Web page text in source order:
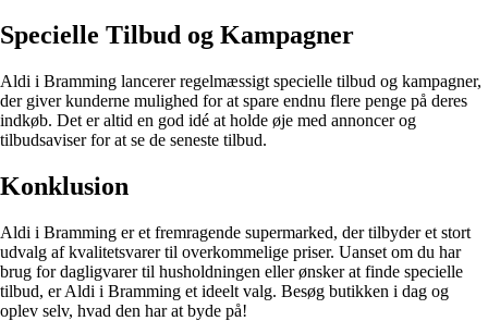
Specielle Tilbud og Kampagner
Aldi i Bramming lancerer regelmæssigt specielle tilbud og kampagner,
der giver kunderne mulighed for at spare endnu flere penge på deres
indkøb. Det er altid en god idé at holde øje med annoncer og
tilbudsaviser for at se de seneste tilbud.
Konklusion
Aldi i Bramming er et fremragende supermarked, der tilbyder et stort
udvalg af kvalitetsvarer til overkommelige priser. Uanset om du har
brug for dagligvarer til husholdningen eller ønsker at finde specielle
tilbud, er Aldi i Bramming et ideelt valg. Besøg butikken i dag og
oplev selv, hvad den har at byde på!